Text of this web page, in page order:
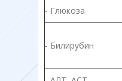
- Глюкоза
- Билирубин